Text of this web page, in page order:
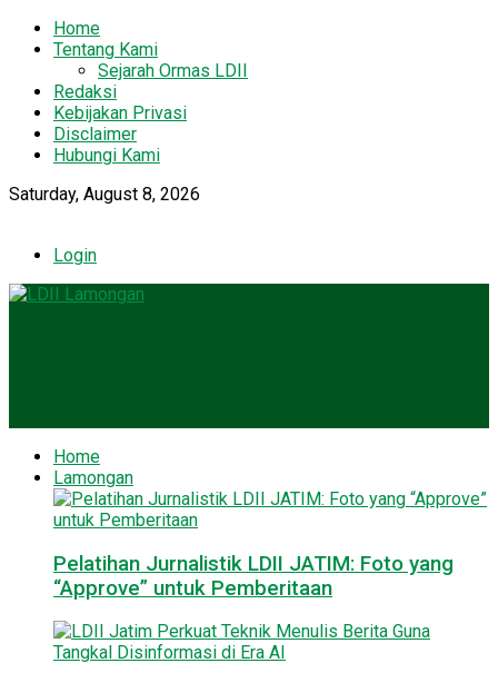
Home
Tentang Kami
Sejarah Ormas LDII
Redaksi
Kebijakan Privasi
Disclaimer
Hubungi Kami
Saturday, August 8, 2026
Login
Home
Lamongan
Pelatihan Jurnalistik LDII JATIM: Foto yang
“Approve” untuk Pemberitaan